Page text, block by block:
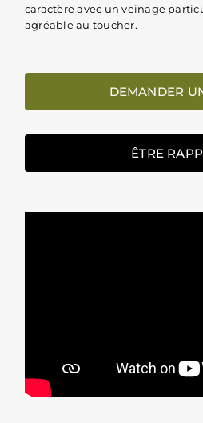
caractère avec un veinage
agréable au toucher.
DEMANDER
ÊTRE